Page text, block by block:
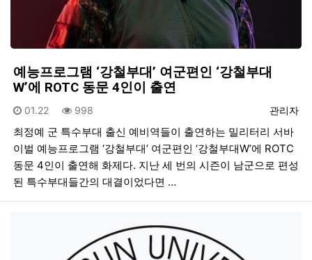
예능프로그램 ‘강철부대’ 여군편인 ‘강철부대
W’에 ROTC 동문 4인이 출연
등록자
관리자
등록일
01.22 조회
998
최정예 군 특수부대 출신 예비역들이 출연하는 밀리터리 서바
이벌 예능프로그램 ‘강철부대’ 여군편인 ‘강철부대W’에 ROTC
동문 4인이 출연해 화제다. 지난 세 번의 시즌이 남군으로 편성
된 특수부대들간의 대결이었다면 …